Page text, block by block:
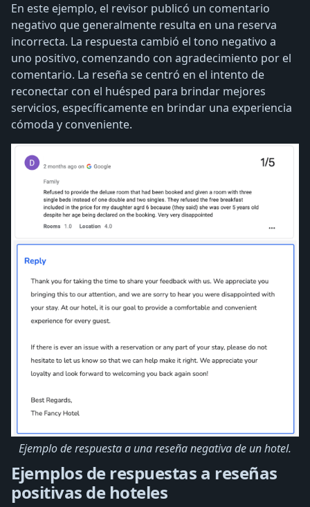
En este ejemplo, el revisor publicó un comentario
negativo que generalmente resulta en una reserva
incorrecta. La respuesta cambió el tono negativo a
uno positivo, comenzando con agradecimiento por el
comentario. La reseña se centró en el intento de
reconectar con el huésped para brindar mejores
servicios, específicamente en brindar una experiencia
cómoda y conveniente.
Ejemplo de respuesta a una reseña negativa de un hotel.
Ejemplos de respuestas a reseñas
positivas de hoteles